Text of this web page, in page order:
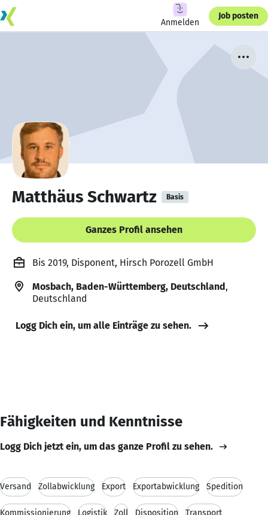
Anmelden
Job posten
Matthäus Schwartz Basis
Ganzes Profil ansehen
Bis 2019, Disponent, Hirsch Porozell GmbH
Mosbach, Baden-Württemberg, Deutschland,
Deutschland
Logg Dich ein, um alle Einträge zu sehen.
Fähigkeiten und Kenntnisse
Logg Dich jetzt ein, um das ganze Profil zu sehen.
Versand Zollabwicklung Export Exportabwicklung Spedition
Kommissionierung Logistik Zoll Disposition Transport